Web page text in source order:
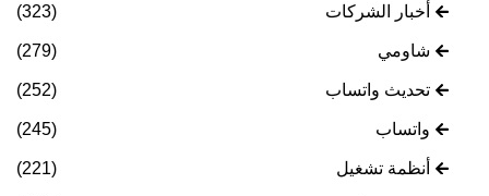
أخبار الشركات (323)
شاومي (279)
تحديث واتساب (252)
واتساب (245)
أنظمة تشغيل (221)